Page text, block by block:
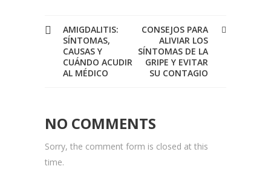
AMIGDALITIS:
SÍNTOMAS,
CAUSAS Y
CUÁNDO ACUDIR
AL MÉDICO
CONSEJOS PARA
ALIVIAR LOS
SÍNTOMAS DE LA
GRIPE Y EVITAR
SU CONTAGIO
NO COMMENTS
Sorry, the comment form is closed at this
time.